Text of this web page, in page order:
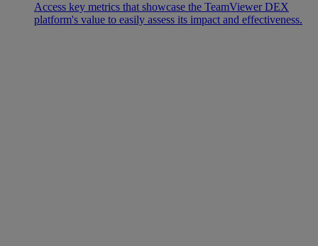
Access key metrics that showcase the TeamViewer DEX
platform's value to easily assess its impact and effectiveness.